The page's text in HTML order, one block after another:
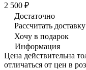
2 500 ₽
Достаточно
Рассчитать доставку
Хочу в подарок
Информация
Цена действительна
отличаться от цен в